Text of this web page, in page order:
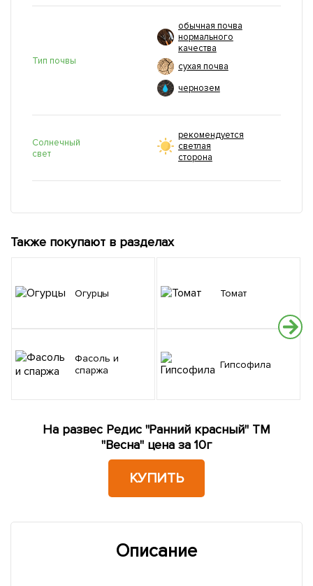
Тип почвы
обычная почва
нормального
качества
сухая почва
чернозем
Солнечный
свет
рекомендуется
светлая
сторона
Также покупают в разделах
Огурцы
Фасоль и
спаржа
Томат
Гипсофила
На развес Редис "Ранний красный" ТМ
"Весна" цена за 10г
КУПИТЬ
Описание